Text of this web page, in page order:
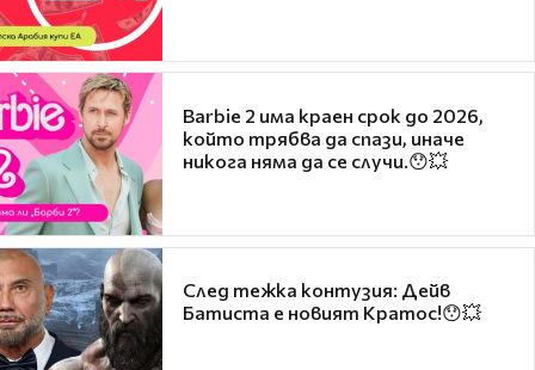
Barbie 2 има краен срок до 2026,
който трябва да спази, иначе
никога няма да се случи.😯💥
След тежка контузия: Дейв
Батиста е новият Кратос!😯💥